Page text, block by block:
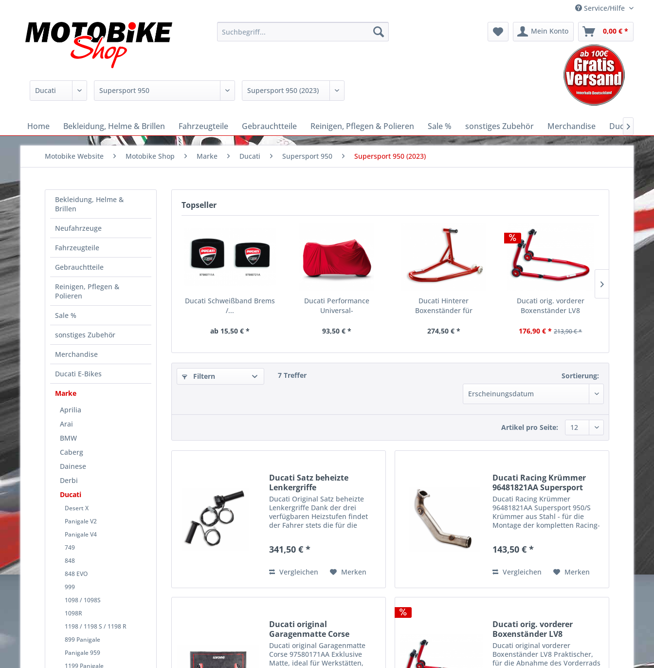
Service/Hilfe
Mein Konto 0,00 € *
Home Bekleidung, Helme & Brillen Fahrzeugteile Gebrauchtteile Reinigen, Pflegen & Polieren Sale % sonstiges Zubehör Merchandise Ducati E-

Motobike Website Motobike Shop Marke Ducati Supersport 950 Supersport 950 (2023)
Bekleidung, Helme &
Brillen
Neufahrzeuge
Fahrzeugteile
Gebrauchtteile
Reinigen, Pflegen &
Polieren
Sale %
sonstiges Zubehör
Merchandise
Ducati E-Bikes
Marke
Aprilia
Arai
BMW
Caberg
Dainese
Derbi
Ducati
Desert X
Panigale V2
Panigale V4
749
848
848 EVO
999
1098 / 1098S
1098R
1198 / 1198 S / 1198 R
899 Panigale
Panigale 959
1199 Panigale
Topseller
Ducati Schweißband Brems
/...
ab 15,50 € *
Ducati Performance
Universal-
93,50 € *
Ducati Hinterer
Boxenständer für
274,50 € *
Ducati orig. vorderer
Boxenständer LV8
176,90 € * 213,90 € *
Filtern 7 Treffer Sortierung:
Artikel pro Seite:
Ducati Satz beheizte
Lenkergriffe
Ducati Original Satz beheizte
Lenkergriffe Dank der drei
verfügbaren Heizstufen findet
der Fahrer stets die für die
Vergangenheit - damit Sie auch
341,50 € *
Vergleichen Merken
Ducati Racing Krümmer
96481821AA Supersport
950/S
Ducati Racing Krümmer
96481821AA Supersport 950/S
Krümmer aus Stahl - für die
Montage der kompletten Racing-
Racing-Auspuffanlage ist er das
Sound...
143,50 € *
Vergleichen Merken
Ducati original
Garagenmatte Corse
97580171AA
Ducati original Garagenmatte
Corse 97580171AA Exklusive
Matte, ideal für Werkstätten,
Ducati orig. vorderer
Boxenständer LV8
Ducati original vorderer
Boxenständer LV8 Praktischer,
für die Abnahme des Vorderrads